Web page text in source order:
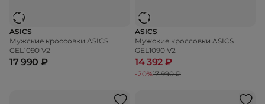
ASICS
Мужские кроссовки ASICS
GEL1090 V2
17 990 ₽
ASICS
Мужские кроссовки ASICS
GEL1090 V2
14 392 ₽
-20%17 990 ₽